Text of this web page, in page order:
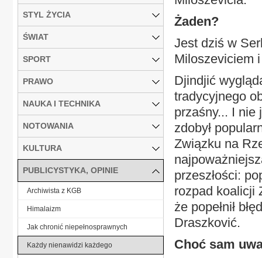
Żaden?
Jest dziś w
Miloszeviciem
Djindjić
tradycyjnego
przaśny... I nie
zdobył
Związku na
przeszłości:
rozpad koalicji
że popełnił
Draszković.
Choć sam
STYL ŻYCIA
ŚWIAT
SPORT
PRAWO
NAUKA I TECHNIKA
NOTOWANIA
KULTURA
PUBLICYSTYKA, OPINIE
Archiwista z KGB
Himalaizm
Jak chronić niepełnosprawnych
Każdy nienawidzi każdego